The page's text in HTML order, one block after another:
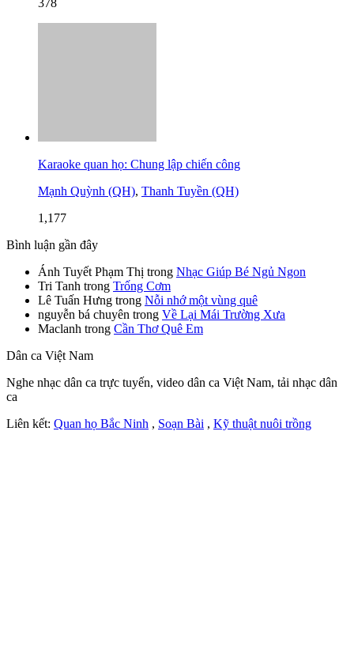
378
Karaoke quan họ: Chung lập chiến công
Mạnh Quỳnh (QH), Thanh Tuyền (QH)
1,177
Bình luận gần đây
Ánh Tuyết Phạm Thị trong Nhạc Giúp Bé Ngủ Ngon
Tri Tanh trong Trống Cơm
Lê Tuấn Hưng trong Nỗi nhớ một vùng quê
nguyễn bá chuyên trong Về Lại Mái Trường Xưa
Maclanh trong Cần Thơ Quê Em
Dân ca Việt Nam
Nghe nhạc dân ca trực tuyến, video dân ca Việt Nam, tải nhạc dân
ca
Liên kết: Quan họ Bắc Ninh , Soạn Bài , Kỹ thuật nuôi trồng